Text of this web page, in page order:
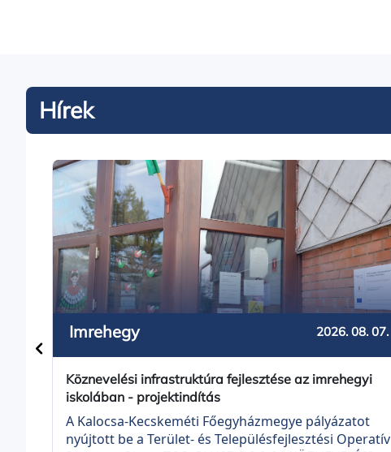
Hírek
Imrehegy 2026. 08. 07.
Köznevelési infrastruktúra fejlesztése az imrehegyi
iskolában - projektindítás
A Kalocsa-Kecskeméti Főegyházmegye pályázatot
nyújtott be a Terület- és Településfejlesztési Operatív